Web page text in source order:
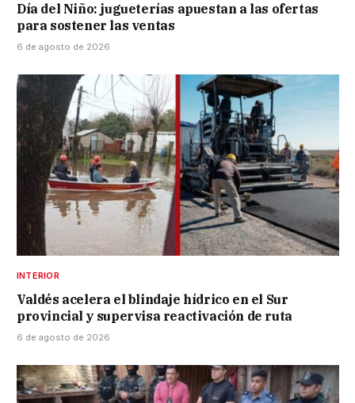
Día del Niño: jugueterías apuestan a las ofertas
para sostener las ventas
6 de agosto de 2026
INTERIOR
Valdés acelera el blindaje hídrico en el Sur
provincial y supervisa reactivación de ruta
6 de agosto de 2026